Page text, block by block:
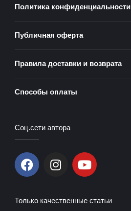
Политика конфиденциальности
Публичная оферта
Правила доставки и возврата
Способы оплаты
Соц.сети автора
F
a
b
I
n
a
Y
o
u
Только качественные статьи